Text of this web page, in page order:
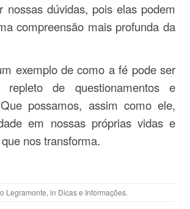
nossas dúvidas, pois elas podem
compreensão mais profunda da
exemplo de como a fé pode ser
repleto de questionamentos e
possamos, assim como ele,
em nossas próprias vidas e
nos transforma.
Legramonte, in Dicas e Informações.